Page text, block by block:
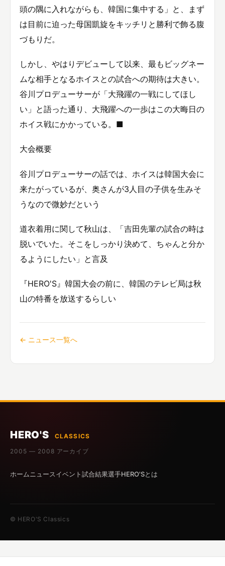
頭の隅に入れながらも、韓国に集中する」と、まず
は目前に迫った母国凱旋をキッチリと勝利で飾る腹
づもりだ。
しかし、やはりデビューして以来、最もビッグネー
ムな相手となるホイスとの試合への期待は大きい。
谷川プロデューサーが「大飛躍の一戦にしてほし
い」と語った通り、大飛躍への一歩はこの大晦日の
ホイス戦にかかっている。■
大会概要
谷川プロデューサーの話では、ホイスは韓国大会に
来たがっているが、奥さんが3人目の子供を生みそ
うなので微妙だという
道衣着用に関して秋山は、「吉田先輩の試合の時は
脱いでいた。そこをしっかり決めて、ちゃんと分か
るようにしたい」と言及
『HERO'S』韓国大会の前に、韓国のテレビ局は秋
山の特番を放送するらしい
← ニュース一覧へ
HERO'S
CLASSICS
2005 — 2008 アーカイブ
ホームニュースイベント試合結果選手HERO'Sとは
© HERO'S Classics